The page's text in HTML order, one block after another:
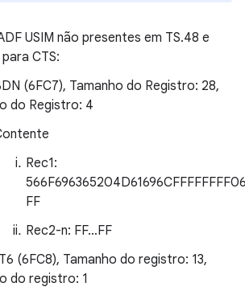
USIM não presentes em TS.48 e
CTS:
(6FC7), Tamanho do Registro: 28,
do Registro: 4
Rec1:
FF
Rec2-n: FF…FF
(6FC8), Tamanho do registro: 13,
do registro: 1